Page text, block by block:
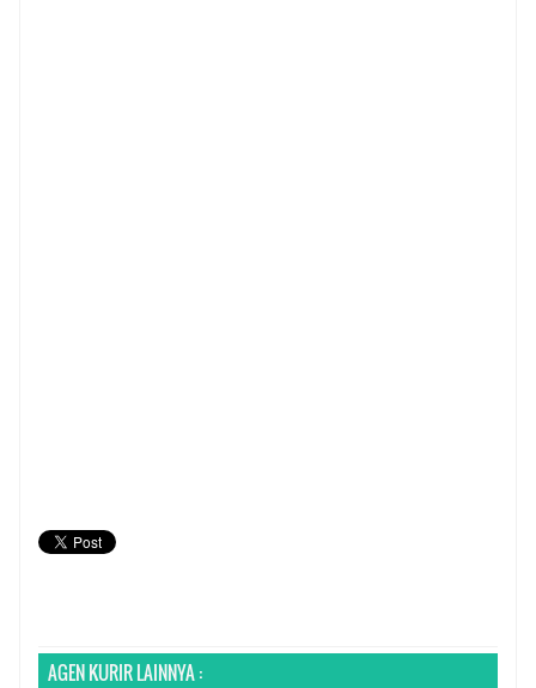
AGEN KURIR LAINNYA :